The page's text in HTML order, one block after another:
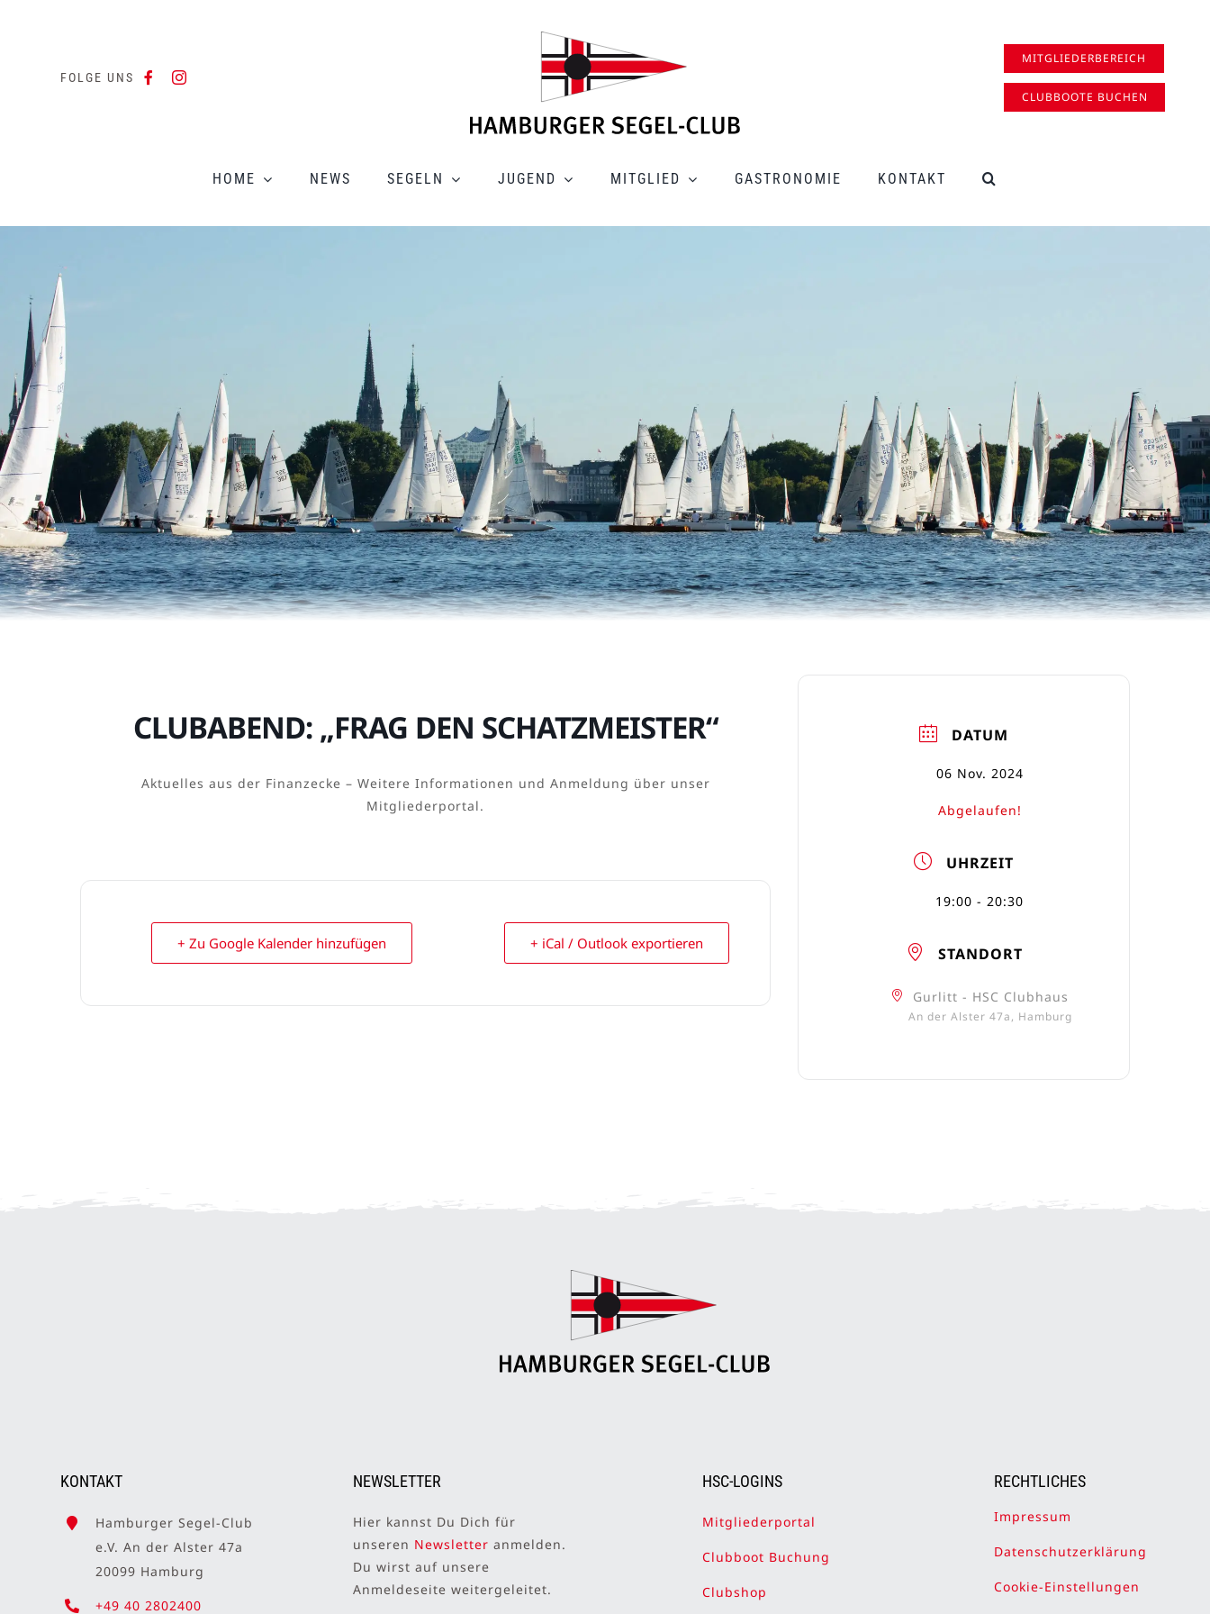
FOLGE UNS
MITGLIEDERBEREICH
CLUBBOOTE BUCHEN
HOME NEWS SEGELN JUGEND MITGLIED GASTRONOMIE KONTAKT
CLUBABEND: „FRAG DEN SCHATZMEISTER“
Aktuelles aus der Finanzecke – Weitere Informationen und Anmeldung über unser
Mitgliederportal.
+ Zu Google Kalender hinzufügen + iCal / Outlook exportieren
DATUM
06 Nov. 2024
Abgelaufen!
UHRZEIT
19:00 - 20:30
STANDORT
Gurlitt - HSC Clubhaus
An der Alster 47a, Hamburg
KONTAKT
Hamburger Segel-Club
e.V. An der Alster 47a
20099 Hamburg
+49 40 2802400
NEWSLETTER
Hier kannst Du Dich für
unseren Newsletter anmelden.
Du wirst auf unsere
Anmeldeseite weitergeleitet.
HSC-LOGINS
Mitgliederportal
Clubboot Buchung
Clubshop
RECHTLICHES
Impressum
Datenschutzerklärung
Cookie-Einstellungen